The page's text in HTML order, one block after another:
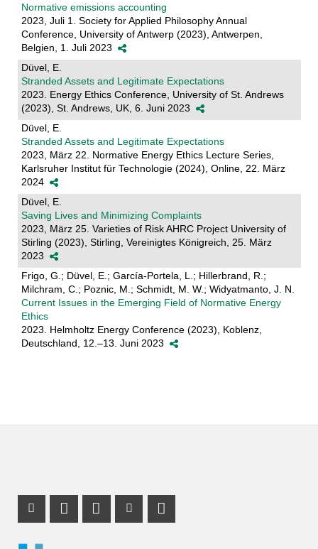
Normative emissions accounting
2023, Juli 1. Society for Applied Philosophy Annual
Conference, University of Antwerp (2023), Antwerpen,
Belgien, 1. Juli 2023
Düvel, E.
Stranded Assets and Legitimate Expectations
2023. Energy Ethics Conference, University of St. Andrews
(2023), St. Andrews, UK, 6. Juni 2023
Düvel, E.
Stranded Assets and Legitimate Expectations
2023, März 22. Normative Energy Ethics Lecture Series,
Karlsruher Institut für Technologie (2024), Online, 22. März
2024
Düvel, E.
Saving Lives and Minimizing Complaints
2023, März 25. Varieties of Risk AHRC Project University of
Stirling (2023), Stirling, Vereinigtes Königreich, 25. März
2023
Frigo, G.; Düvel, E.; García-Portela, L.; Hillerbrand, R.;
Milchram, C.; Poznic, M.; Schmidt, M. W.; Widyatmanto, J. N.
Current Issues in the Emerging Field of Normative Energy
Ethics
2023. Helmholtz Energy Conference (2023), Koblenz,
Deutschland, 12.–13. Juni 2023
Instagram Profil
Profil Mastodon
LinkedIn Profil
Youtube Profil
RSS-Link